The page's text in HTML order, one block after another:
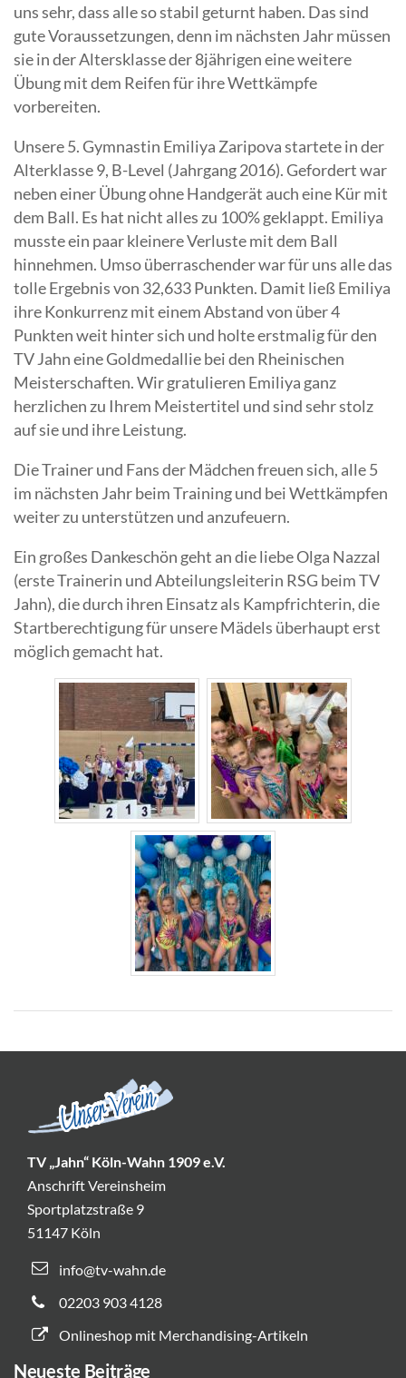
uns sehr, dass alle so stabil geturnt haben. Das sind
gute Voraussetzungen, denn im nächsten Jahr müssen
sie in der Altersklasse der 8jährigen eine weitere
Übung mit dem Reifen für ihre Wettkämpfe
vorbereiten.
Unsere 5. Gymnastin Emiliya Zaripova startete in der
Alterklasse 9, B-Level (Jahrgang 2016). Gefordert war
neben einer Übung ohne Handgerät auch eine Kür mit
dem Ball. Es hat nicht alles zu 100% geklappt. Emiliya
musste ein paar kleinere Verluste mit dem Ball
hinnehmen. Umso überraschender war für uns alle das
tolle Ergebnis von 32,633 Punkten. Damit ließ Emiliya
ihre Konkurrenz mit einem Abstand von über 4
Punkten weit hinter sich und holte erstmalig für den
TV Jahn eine Goldmedallie bei den Rheinischen
Meisterschaften. Wir gratulieren Emiliya ganz
herzlichen zu Ihrem Meistertitel und sind sehr stolz
auf sie und ihre Leistung.
Die Trainer und Fans der Mädchen freuen sich, alle 5
im nächsten Jahr beim Training und bei Wettkämpfen
weiter zu unterstützen und anzufeuern.
Ein großes Dankeschön geht an die liebe Olga Nazzal
(erste Trainerin und Abteilungsleiterin RSG beim TV
Jahn), die durch ihren Einsatz als Kampfrichterin, die
Startberechtigung für unsere Mädels überhaupt erst
möglich gemacht hat.
TV „Jahn“ Köln-Wahn 1909 e.V.
Anschrift Vereinsheim
Sportplatzstraße 9
51147 Köln
info@tv-wahn.de
02203 903 4128
Onlineshop mit Merchandising-Artikeln
Neueste Beiträge